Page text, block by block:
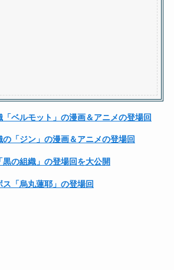
「ベルモット」の漫画＆アニメの登場回
の「ジン」の漫画＆アニメの登場回
黒の組織」の登場回を大公開
ス「烏丸蓮耶」の登場回